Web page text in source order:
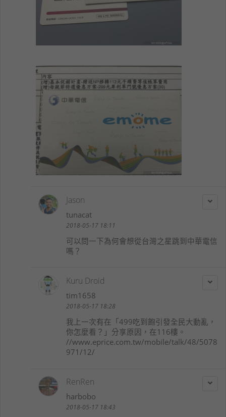
Jason
tunacat
2018-05-17 18:11
可以問一下為何會想從台灣之星跳到中華電信
嗎？
Kuru Droid
tim1658
2018-05-17 18:28
我上一次有在「499吃到飽引發全民大動亂，
你怎麼看？」分享原因，在116樓。
//www.eprice.com.tw/mobile/talk/48/5078
971/12/
RenRen
harbobo
2018-05-17 18:43